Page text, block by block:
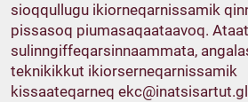
sioqqullugu ikiorneqarnissamik
pissasoq piumasaqaataavoq.
sulinngiffeqarsinnaammata,
teknikikkut ikiorserneqarnissamik
kissaateqarneq